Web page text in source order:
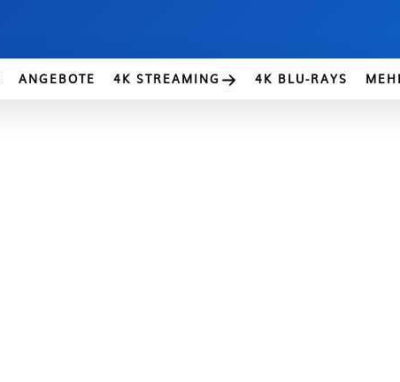
ANGEBOTE 4K STREAMING 4K BLU-RAYS